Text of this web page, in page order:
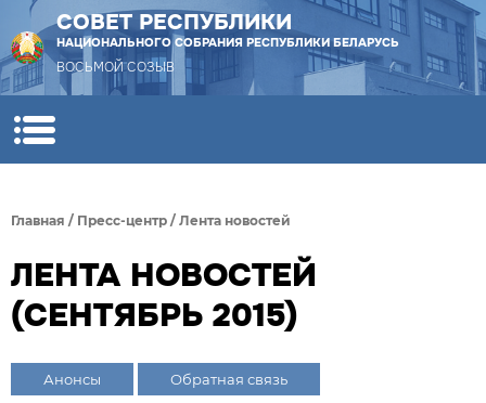
СОВЕТ РЕСПУБЛИКИ
НАЦИОНАЛЬНОГО СОБРАНИЯ РЕСПУБЛИКИ БЕЛАРУСЬ
ВОСЬМОЙ СОЗЫВ
Главная / Пресс-центр / Лента новостей
ЛЕНТА НОВОСТЕЙ
(СЕНТЯБРЬ 2015)
Анонсы Обратная связь